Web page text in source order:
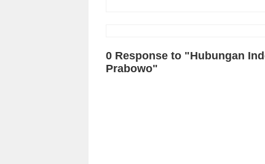
0 Response to "Hubungan
Prabowo"